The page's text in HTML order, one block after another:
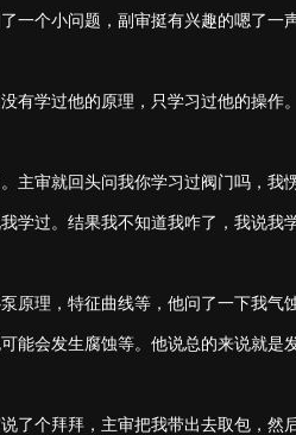
一个小问题，副审挺有兴趣的嗯了
有学过他的原理，只学习过他的操
主审就回头问我你学习过阀门吗，
学过。结果我不知道我咋了，我说
原理，特征曲线等，他问了一下我
能会发生腐蚀等。他说总的来说就
了个拜拜，主审把我带出去取包，然